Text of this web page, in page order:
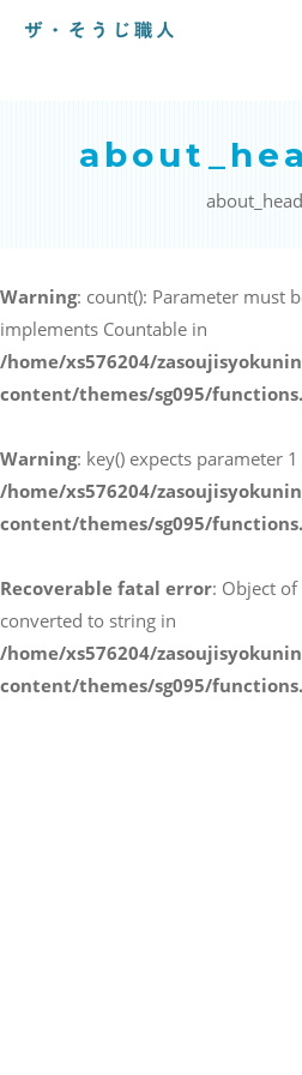
ザ・そうじ職人について
エアコン完全分解クリーニ
ング
ハウスクリーニング
浴室クリーニング
風呂釜洗浄・追い炊き配管
クリーニング
除菌清掃
Warning: count(): Parameter must
implements Countable in
/home/xs576204/
content/themes/sg095/
Warning: key() expects parameter
/home/xs576204/
content/themes/sg095/
Recoverable fatal error: Object of
converted to string in
/home/xs576204/
content/themes/sg095/